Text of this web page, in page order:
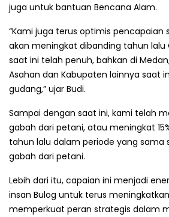
juga untuk bantuan Bencana Alam.
“Kami juga terus optimis pencapaian
akan meningkat dibanding tahun lalu
saat ini telah penuh, bahkan di
Asahan dan Kabupaten lainnya saat
gudang,” ujar Budi.
Sampai dengan saat ini, kami telah
gabah dari petani, atau meningkat
tahun lalu dalam periode yang sama
gabah dari petani.
Lebih dari itu, capaian ini menjadi
insan Bulog untuk terus
memperkuat peran strategis dalam